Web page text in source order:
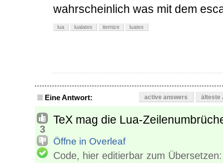
wahrscheinlich was mit dem
lua lualatex itemize luatex
Eine Antwort: active answers älteste
3
TeX mag die Lua-
Öffne in Overleaf
Code, hier editierbar zum Übersetzen: